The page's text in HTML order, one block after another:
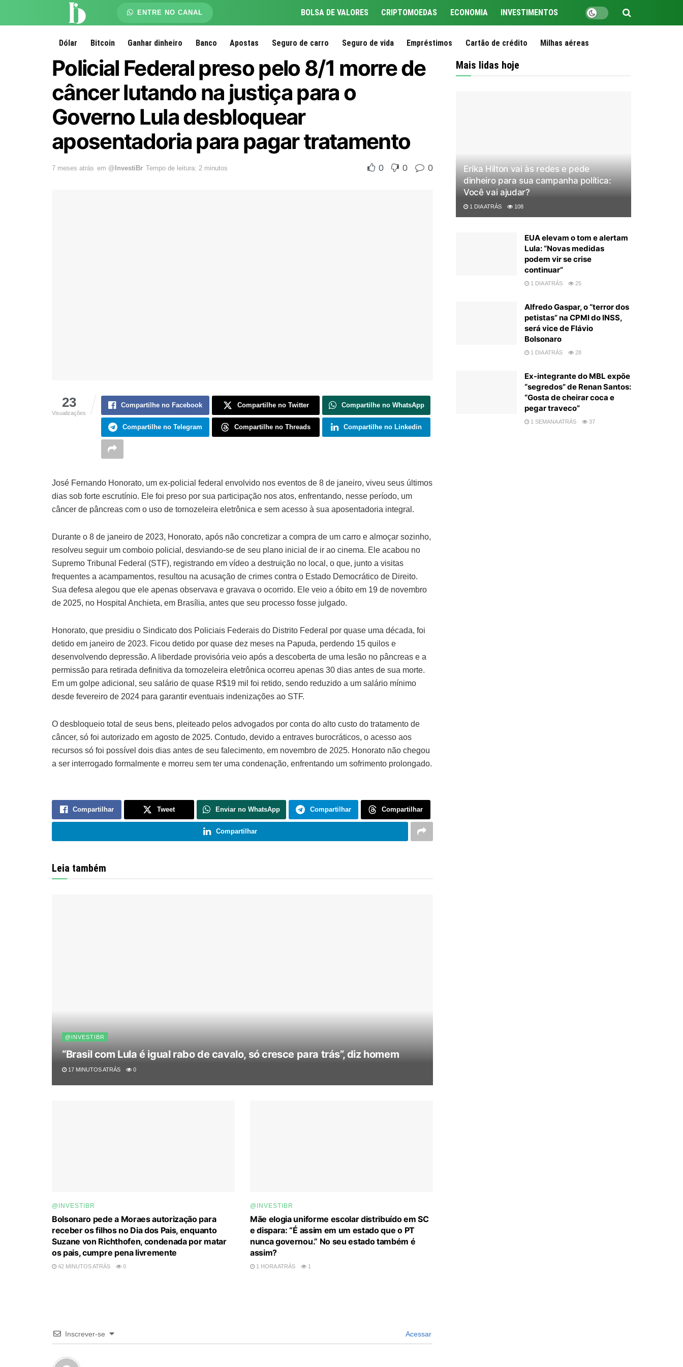
ENTRE NO CANAL BOLSA DE VALORES CRIPTOMOEDAS ECONOMIA INVESTIMENTOS
Dólar Bitcoin Ganhar dinheiro Banco Apostas Seguro de carro Seguro de vida Empréstimos Cartão de crédito Milhas aéreas
Policial Federal preso pelo 8/1 morre de
câncer lutando na justiça para o
Governo Lula desbloquear
aposentadoria para pagar tratamento
7 meses atrás em @InvestiBr Tempo de leitura: 2 minutos 0 0 0
23
Visualizações
Compartilhe no Facebook Compartilhe no Twitter Compartilhe no WhatsApp
Compartilhe no Telegram Compartilhe no Threads Compartilhe no Linkedin
José Fernando Honorato, um ex-policial federal envolvido nos eventos de 8 de janeiro, viveu seus últimos
dias sob forte escrutínio. Ele foi preso por sua participação nos atos, enfrentando, nesse período, um
câncer de pâncreas com o uso de tornozeleira eletrônica e sem acesso à sua aposentadoria integral.
Durante o 8 de janeiro de 2023, Honorato, após não concretizar a compra de um carro e almoçar sozinho,
resolveu seguir um comboio policial, desviando-se de seu plano inicial de ir ao cinema. Ele acabou no
Supremo Tribunal Federal (STF), registrando em vídeo a destruição no local, o que, junto a visitas
frequentes a acampamentos, resultou na acusação de crimes contra o Estado Democrático de Direito.
Sua defesa alegou que ele apenas observava e gravava o ocorrido. Ele veio a óbito em 19 de novembro
de 2025, no Hospital Anchieta, em Brasília, antes que seu processo fosse julgado.
Honorato, que presidiu o Sindicato dos Policiais Federais do Distrito Federal por quase uma década, foi
detido em janeiro de 2023. Ficou detido por quase dez meses na Papuda, perdendo 15 quilos e
desenvolvendo depressão. A liberdade provisória veio após a descoberta de uma lesão no pâncreas e a
permissão para retirada definitiva da tornozeleira eletrônica ocorreu apenas 30 dias antes de sua morte.
Em um golpe adicional, seu salário de quase R$19 mil foi retido, sendo reduzido a um salário mínimo
desde fevereiro de 2024 para garantir eventuais indenizações ao STF.
O desbloqueio total de seus bens, pleiteado pelos advogados por conta do alto custo do tratamento de
câncer, só foi autorizado em agosto de 2025. Contudo, devido a entraves burocráticos, o acesso aos
recursos só foi possível dois dias antes de seu falecimento, em novembro de 2025. Honorato não chegou
a ser interrogado formalmente e morreu sem ter uma condenação, enfrentando um sofrimento prolongado.
Compartilhar Tweet Enviar no WhatsApp Compartilhar Compartilhar
Compartilhar
Leia também
@INVESTIBR
“Brasil com Lula é igual rabo de cavalo, só cresce para trás”, diz homem
17 MINUTOS ATRÁS 0
@INVESTIBR
Bolsonaro pede a Moraes autorização para
receber os filhos no Dia dos Pais, enquanto
Suzane von Richthofen, condenada por matar
os pais, cumpre pena livremente
42 MINUTOS ATRÁS 0
@INVESTIBR
Mãe elogia uniforme escolar distribuído em SC
e dispara: “É assim em um estado que o PT
nunca governou.” No seu estado também é
assim?
1 HORA ATRÁS 1
Inscrever-se Acessar
Mais lidas hoje
Erika Hilton vai às redes e pede
dinheiro para sua campanha política:
Você vai ajudar?
1 DIA ATRÁS 108
EUA elevam o tom e alertam
Lula: “Novas medidas
podem vir se crise
continuar”
1 DIA ATRÁS 25
Alfredo Gaspar, o “terror dos
petistas” na CPMI do INSS,
será vice de Flávio
Bolsonaro
1 DIA ATRÁS 28
Ex-integrante do MBL expõe
“segredos” de Renan Santos:
“Gosta de cheirar coca e
pegar traveco”
1 SEMANA ATRÁS 37